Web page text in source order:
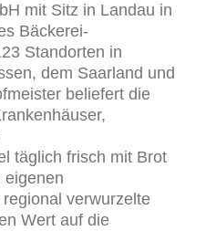
mit Sitz in Landau in
Bäckerei-
Standorten in
dem Saarland und
beliefert die
täglich frisch mit Brot
eigenen
verwurzelte
Wert auf die